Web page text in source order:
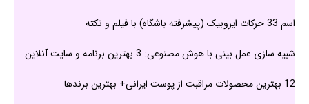
اسم 33 حرکات ایروبیک (پیشرفته باشگاه) با فیلم و نکته
شبیه سازی عمل بینی با هوش مصنوعی: 3 بهترین برنامه و سایت آنلاین
12 بهترین محصولات مراقبت از پوست ایرانی+ بهترین برندها